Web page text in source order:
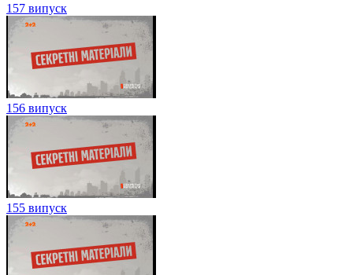
157 випуск
156 випуск
155 випуск